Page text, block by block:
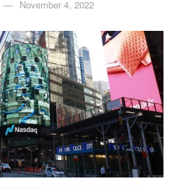
November 4, 2022